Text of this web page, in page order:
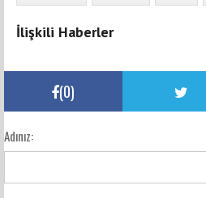
İlişkili Haberler
(0)
Adınız: